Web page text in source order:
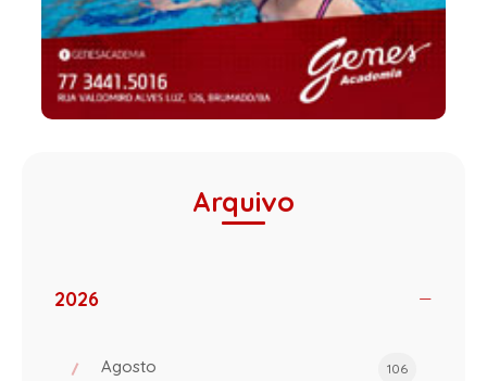
Arquivo
2026
Agosto 106